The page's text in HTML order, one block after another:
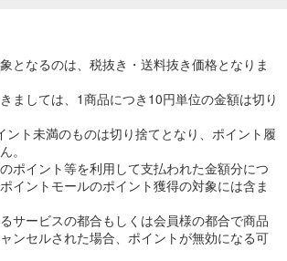
などにも迅速に対応し、大手に劣らないサー
。
となるのは、税抜き・送料抜き価格となりま
ましては、1商品につき10円単位の金額は切り
ント未満のものは切り捨てとなり、ポイント履
。
ポイント等を利用して支払われた金額分につ
イントモールのポイント獲得の対象には含ま
サービスの都合もしくは会員様の都合で商品
ンセルされた場合、ポイントが無効になる可